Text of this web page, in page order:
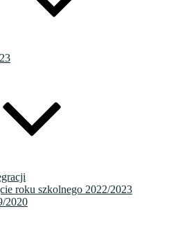
roku szkolnego 2022/2023
2020